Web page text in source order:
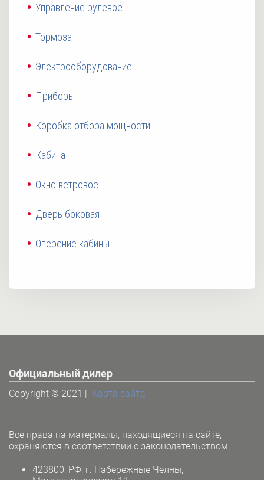
Управление рулевое
Тормоза
Электрооборудование
Приборы
Коробка отбора мощности
Кабина
Окно ветровое
Дверь боковая
Оперение кабины
Официальный дилер
Copyright © 2021 | Карта сайта
Все права на материалы, находящиеся на сайте,
охраняются в соответствии с законодательством.
423800, РФ, г. Набережные Челны,